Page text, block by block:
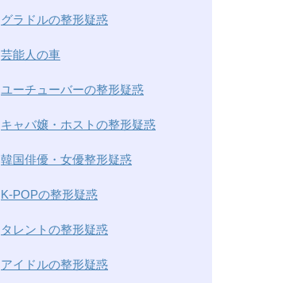
グラドルの整形疑惑
芸能人の車
ユーチューバーの整形疑惑
キャバ嬢・ホストの整形疑惑
韓国俳優・女優整形疑惑
K-POPの整形疑惑
タレントの整形疑惑
アイドルの整形疑惑